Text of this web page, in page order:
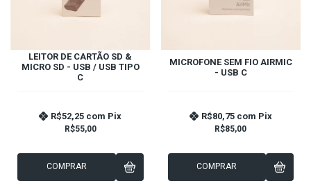
LEITOR DE CARTÃO SD &
MICRO SD - USB / USB TIPO
C
R$55,00
R$52,25 com Pix
COMPRAR
MICROFONE SEM FIO AIRMIC
- USB C
R$85,00
R$80,75 com Pix
COMPRAR